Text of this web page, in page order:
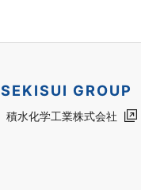
SEKISUI GROUP
積水化学工業株式会社